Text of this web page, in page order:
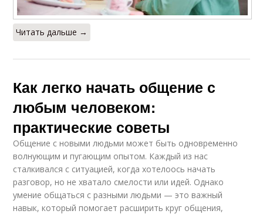
Читать дальше →
Как легко начать общение с
любым человеком:
практические советы
Общение с новыми людьми может быть одновременно
волнующим и пугающим опытом. Каждый из нас
сталкивался с ситуацией, когда хотелоось начать
разговор, но не хватало смелости или идей. Однако
умение общаться с разными людьми — это важный
навык, который помогает расширить круг общения,